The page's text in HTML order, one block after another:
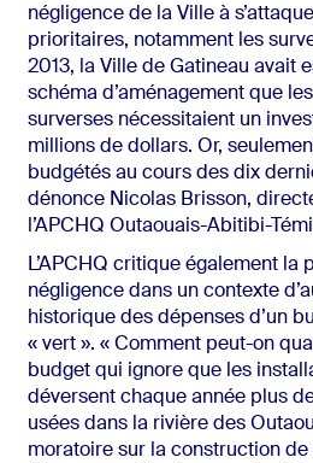
négligence de la Ville à
prioritaires, notamment les
2013, la Ville de Gatineau avait
schéma d’aménagement que
surverses nécessitaient un
millions de dollars. Or,
budgétés au cours des dix
dénonce Nicolas Brisson,
l’APCHQ Outaouais-Abitibi-
L’APCHQ critique également la
négligence dans un contexte
historique des dépenses d’un
« vert ». « Comment peut-on
budget qui ignore que les
déversent chaque année plus
usées dans la rivière des
moratoire sur la construction